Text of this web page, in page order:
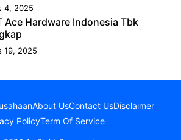
4, 2025
Ace Hardware Indonesia Tbk
19, 2025
About UsContact UsDisclaimer
PolicyTerm Of Service